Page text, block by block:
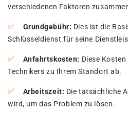
verschiedenen Faktoren
Grundgebühr: Dies ist die
Schlüsseldienst für seine
Anfahrtskosten: Diese
Technikers zu Ihrem Standort ab.
Arbeitszeit: Die tatsächliche
wird, um das Problem zu lösen.